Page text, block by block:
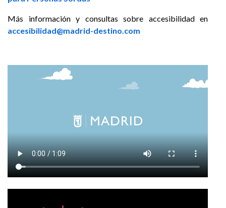
Más información y consultas sobre accesibilidad en
accesibilidad@madrid-destino.com